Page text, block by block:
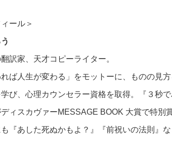
ール＞
訳家、天才コピーライター。
れば人生が変わる」をモットーに、ものの見
び、心理カウンセラー資格を取得。『３秒
ィスカヴァーMESSAGE BOOK 大賞で特別
『あした死ぬかもよ？』『前祝いの法則』